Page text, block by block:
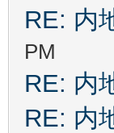
RE: 内
PM
RE: 内
RE: 内